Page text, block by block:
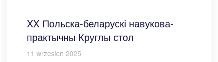
XX Польска-беларускі навукова-
практычны Круглы стол
11 wrzesień 2025